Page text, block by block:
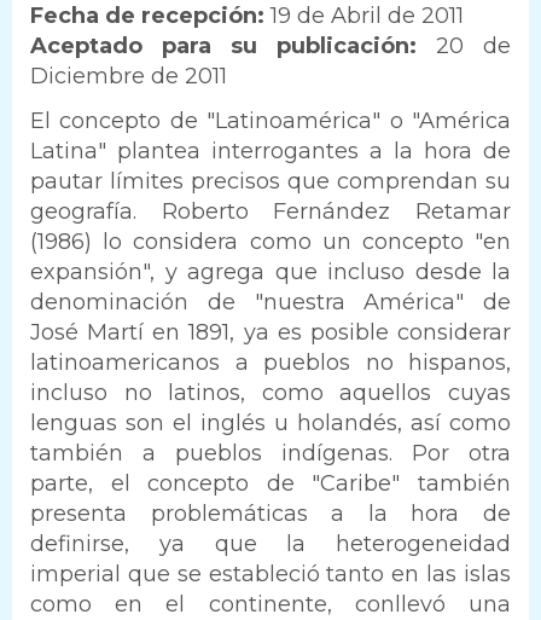
Fecha de recepción: 19 de Abril de 2011
Aceptado para su publicación: 20 de
Diciembre de 2011
El concepto de "Latinoamérica" o "América
Latina" plantea interrogantes a la hora de
pautar límites precisos que comprendan su
geografía. Roberto Fernández Retamar
(1986) lo considera como un concepto "en
expansión", y agrega que incluso desde la
denominación de "nuestra América" de
José Martí en 1891, ya es posible considerar
latinoamericanos a pueblos no hispanos,
incluso no latinos, como aquellos cuyas
lenguas son el inglés u holandés, así como
también a pueblos indígenas. Por otra
parte, el concepto de "Caribe" también
presenta problemáticas a la hora de
definirse, ya que la heterogeneidad
imperial que se estableció tanto en las islas
como en el continente, conllevó una